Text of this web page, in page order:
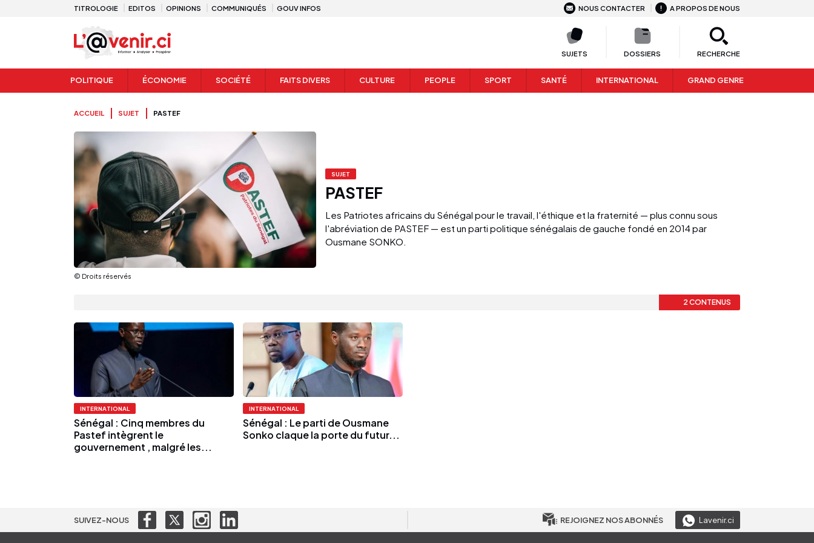
TITROLOGIE EDITOS OPINIONS COMMUNIQUÉS GOUV INFOS NOUS CONTACTER A PROPOS DE NOUS
SUJETS DOSSIERS RECHERCHE
POLITIQUE ÉCONOMIE SOCIÉTÉ FAITS DIVERS CULTURE PEOPLE SPORT SANTÉ INTERNATIONAL GRAND GENRE
ACCUEIL SUJET PASTEF
© Droits réservés
SUJET
PASTEF
Les Patriotes africains du Sénégal pour le travail, l'éthique et la fraternité — plus connu sous
l'abréviation de PASTEF — est un parti politique sénégalais de gauche fondé en 2014 par
Ousmane SONKO.
2 CONTENUS
INTERNATIONAL
Sénégal : Cinq membres du
Pastef intègrent le
gouvernement , malgré les...
INTERNATIONAL
Sénégal : Le parti de Ousmane
Sonko claque la porte du futur...
SUIVEZ-NOUS REJOIGNEZ NOS ABONNÉS Lavenir.ci